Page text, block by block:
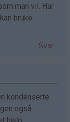
man vil. Har
bruke
Svar
kondenserte
også.